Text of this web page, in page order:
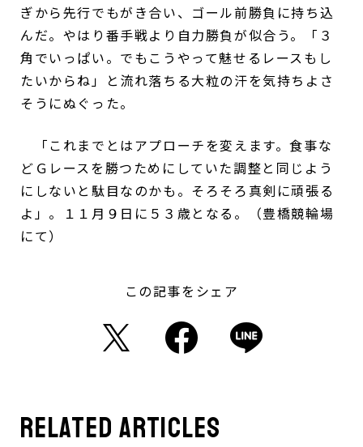
ぎから先行でもがき合い、ゴール前勝負に持ち込
んだ。やはり番手戦より自力勝負が似合う。「３
角でいっぱい。でもこうやって魅せるレースもし
たいからね」と流れ落ちる大粒の汗を気持ちよさ
そうにぬぐった。
「これまでとはアプローチを変えます。食事な
どＧレースを勝つためにしていた調整と同じよう
にしないと駄目なのかも。そろそろ真剣に頑張る
よ」。１１月９日に５３歳となる。（豊橋競輪場
にて）
この記事をシェア
related articles